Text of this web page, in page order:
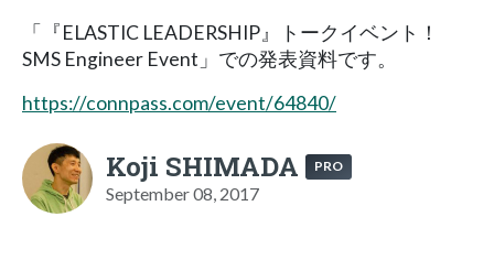
「『ELASTIC LEADERSHIP』トークイベント！
SMS Engineer Event」での発表資料です。
https://connpass.com/event/64840/
Koji SHIMADA PRO
September 08, 2017